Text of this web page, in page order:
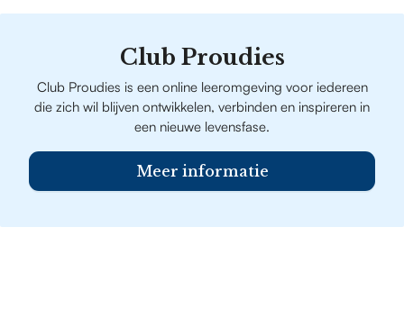
Club Proudies
Club Proudies is een online leeromgeving voor iedereen
die zich wil blijven ontwikkelen, verbinden en inspireren in
een nieuwe levensfase.
Meer informatie